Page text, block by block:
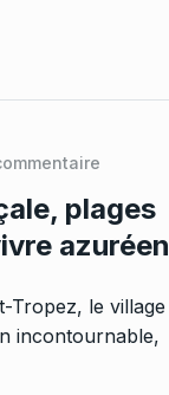
plages
azuréen
Tropez, le village
incontournable,